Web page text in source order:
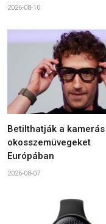
2026-08-10
Betilthatják a kamerás
okosszemüvegeket
Európában
2026-08-07